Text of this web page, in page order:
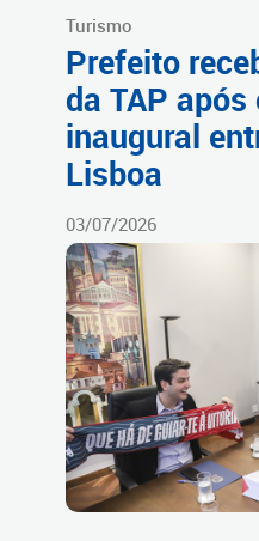
Turismo
Prefeito
da TAP após
inaugural
Lisboa
03/07/2026